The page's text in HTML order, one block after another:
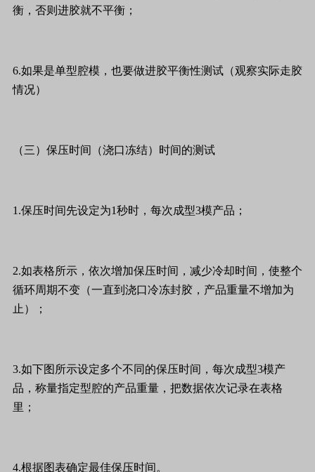
衡，否则进胶就不平衡；
6.如果是单型腔模，也要做进胶平衡性测试（观察实际走胶
情况）
（三）保压时间（浇口冻结）时间的测试
1.保压时间先设定为1秒时，每次成型3模产品；
2.如表格所示，依次增加保压时间，减少冷却时间，使整个
循环周期不变（一直到浇口冷冻封胶，产品重量不增加为
止）；
3.如下图所示设定多个不同的保压时间，每次成型3模产
品，称量指定型腔的产品重量，把数据依次记录在表格
里；
4.根据图表确定最佳保压时间。